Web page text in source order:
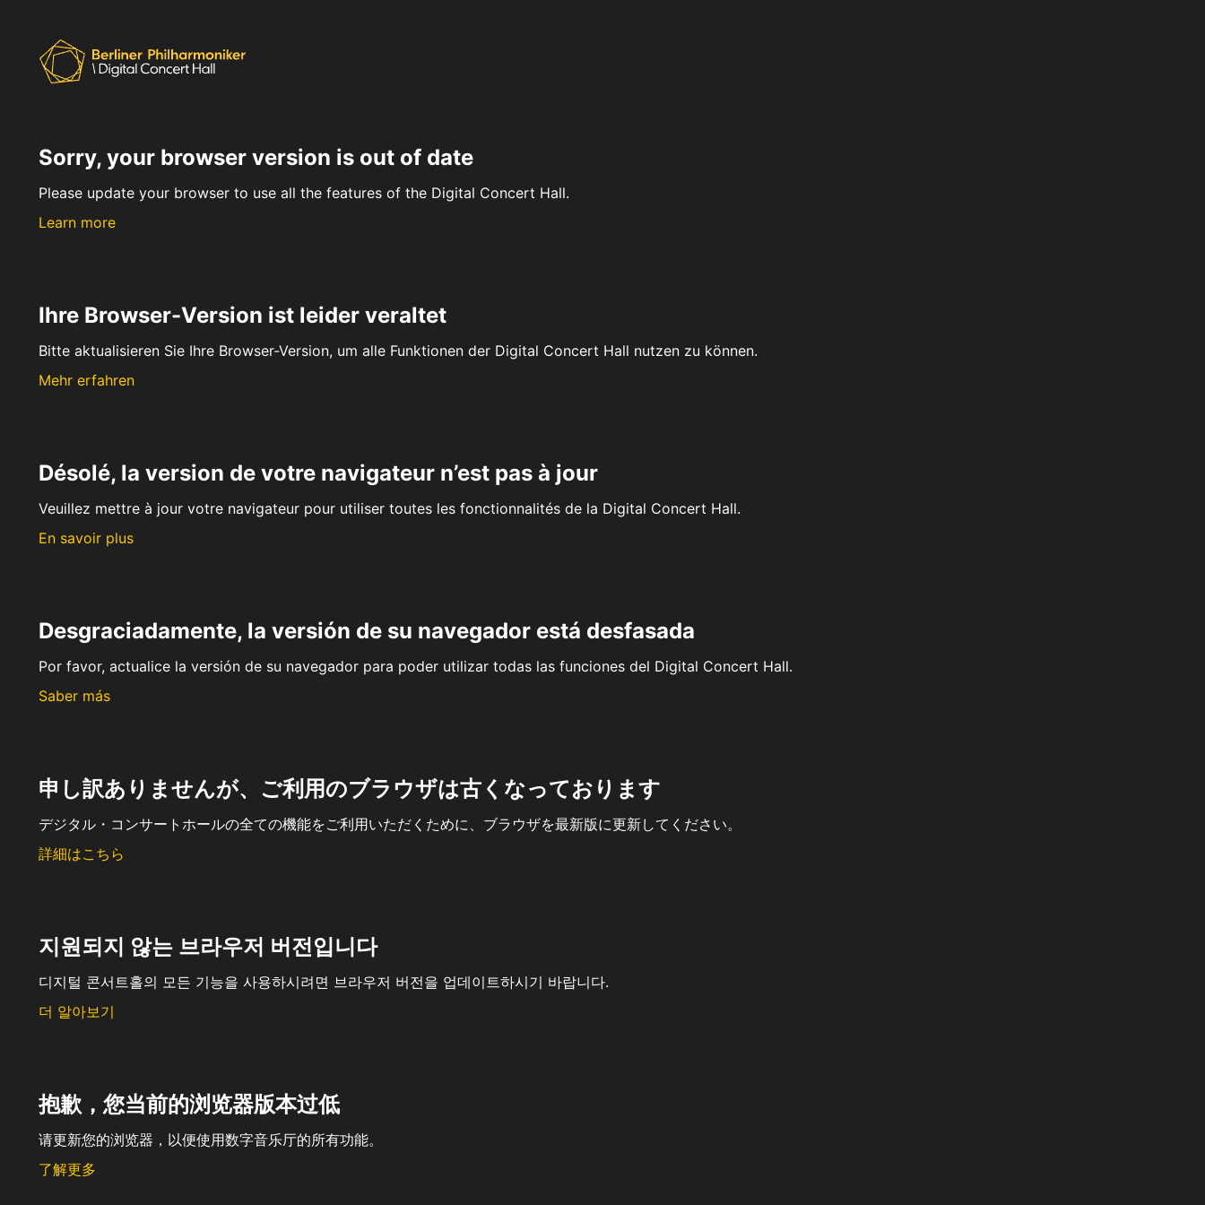
Sorry, your browser version is out of date
Please update your browser to use all the features of the Digital Concert Hall.
Learn more
Ihre Browser-Version ist leider veraltet
Bitte aktualisieren Sie Ihre Browser-Version, um alle Funktionen der Digital Concert Hall nutzen zu können.
Mehr erfahren
Désolé, la version de votre navigateur n’est pas à jour
Veuillez mettre à jour votre navigateur pour utiliser toutes les fonctionnalités de la Digital Concert Hall.
En savoir plus
Desgraciadamente, la versión de su navegador está desfasada
Por favor, actualice la versión de su navegador para poder utilizar todas las funciones del Digital Concert Hall.
Saber más
申し訳ありませんが、ご利用のブラウザは古くなっております
デジタル・コンサートホールの全ての機能をご利用いただくために、ブラウザを最新版に更新してください。
詳細はこちら
지원되지 않는 브라우저 버전입니다
디지털 콘서트홀의 모든 기능을 사용하시려면 브라우저 버전을 업데이트하시기 바랍니다.
더 알아보기
抱歉，您当前的浏览器版本过低
请更新您的浏览器，以便使用数字音乐厅的所有功能。
了解更多